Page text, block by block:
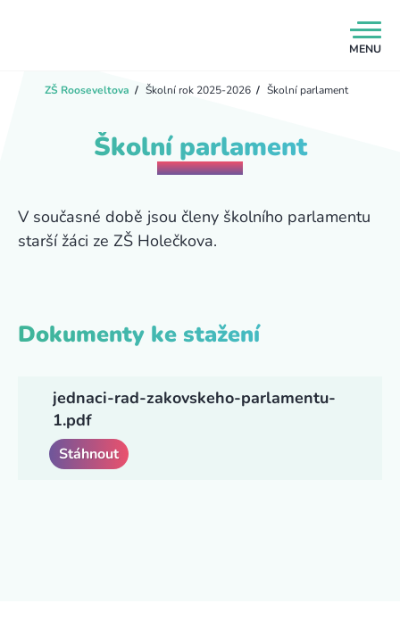
MENU
ZŠ Rooseveltova / Školní rok 2025-2026 / Školní parlament
Školní parlament
V současné době jsou členy školního parlamentu
starší žáci ze ZŠ Holečkova.
Dokumenty ke stažení
jednaci-rad-zakovskeho-parlamentu-
1.pdf
Stáhnout